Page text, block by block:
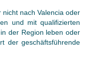
nicht nach Valencia oder
und mit qualifizierten
der Region leben oder
der geschäftsführende